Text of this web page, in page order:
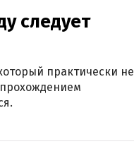
следует
практически не